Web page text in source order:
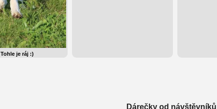
Tohle je ráj :)
Dárečky od návštěvníků